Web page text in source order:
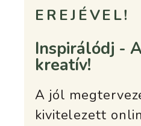
EREJÉVEL!
Inspirálódj -
kreatív!
A jól
kivitelezett